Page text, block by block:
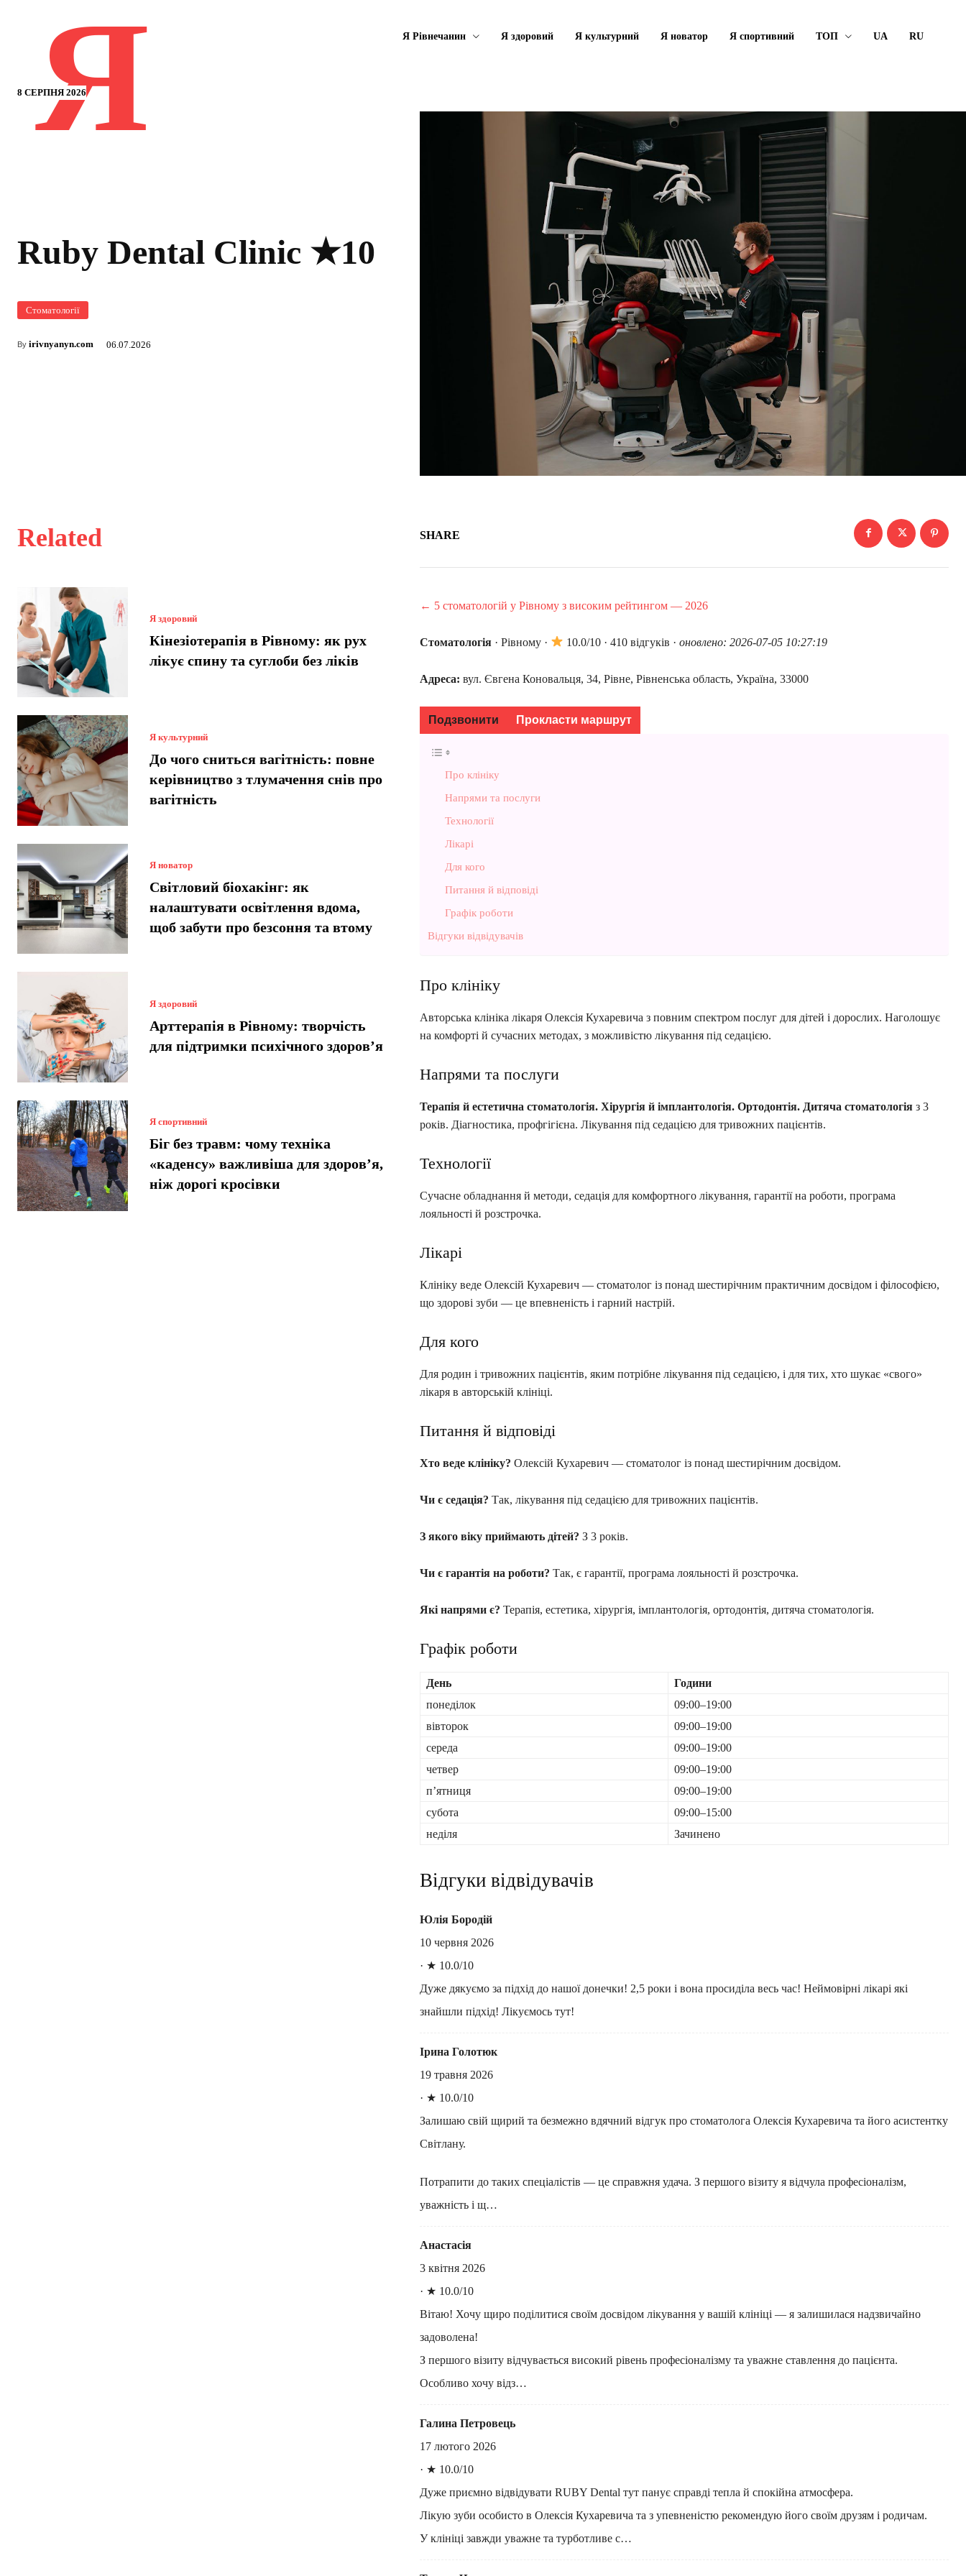
8 СЕРПНЯ 2026
Я Я Рівнечанин Я здоровий Я культурний Я новатор Я спортивний ТОП UA RU
Ruby Dental Clinic ★10
Стоматології
By irivnyanyn.com 06.07.2026
Related
Я здоровий
Кінезіотерапія в Рівному: як рух
лікує спину та суглоби без ліків
Я культурний
До чого сниться вагітність: повне
керівництво з тлумачення снів про
вагітність
Я новатор
Світловий біохакінг: як
налаштувати освітлення вдома,
щоб забути про безсоння та втому
Я здоровий
Арттерапія в Рівному: творчість
для підтримки психічного здоров’я
Я спортивний
Біг без травм: чому техніка
«каденсу» важливіша для здоров’я,
ніж дорогі кросівки
SHARE
← 5 стоматологій у Рівному з високим рейтингом — 2026
Стоматологія · Рівному · 10.0/10 · 410 відгуків ·оновлено: 2026-07-05 10:27:19
Адреса: вул. Євгена Коновальця, 34, Рівне, Рівненська область, Україна, 33000
Подзвонити Прокласти маршрут
Про клініку
Напрями та послуги
Технології
Лікарі
Для кого
Питання й відповіді
Графік роботи
Відгуки відвідувачів
Про клініку
Авторська клініка лікаря Олексія Кухаревича з повним спектром послуг для дітей і дорослих. Наголошує
на комфорті й сучасних методах, з можливістю лікування під седацією.
Напрями та послуги
Терапія й естетична стоматологія. Хірургія й імплантологія. Ортодонтія. Дитяча стоматологія з 3
років. Діагностика, профгігієна. Лікування під седацією для тривожних пацієнтів.
Технології
Сучасне обладнання й методи, седація для комфортного лікування, гарантії на роботи, програма
лояльності й розстрочка.
Лікарі
Клініку веде Олексій Кухаревич — стоматолог із понад шестирічним практичним досвідом і філософією,
що здорові зуби — це впевненість і гарний настрій.
Для кого
Для родин і тривожних пацієнтів, яким потрібне лікування під седацією, і для тих, хто шукає «свого»
лікаря в авторській клініці.
Питання й відповіді
Хто веде клініку? Олексій Кухаревич — стоматолог із понад шестирічним досвідом.
Чи є седація? Так, лікування під седацією для тривожних пацієнтів.
З якого віку приймають дітей? З 3 років.
Чи є гарантія на роботи? Так, є гарантії, програма лояльності й розстрочка.
Які напрями є? Терапія, естетика, хірургія, імплантологія, ортодонтія, дитяча стоматологія.
Графік роботи
День
Години
понеділок
09:00–19:00
вівторок
09:00–19:00
середа
09:00–19:00
четвер
09:00–19:00
пʼятниця
09:00–19:00
субота
09:00–15:00
неділя
Зачинено
Відгуки відвідувачів
Юлія Бородій
10 червня 2026
· ★ 10.0/10
Дуже дякуємо за підхід до нашої донечки! 2,5 роки і вона просиділа весь час! Неймовірні лікарі які
знайшли підхід! Лікуємось тут!
Ірина Голотюк
19 травня 2026
· ★ 10.0/10
Залишаю свій щирий та безмежно вдячний відгук про стоматолога Олексія Кухаревича та його асистентку
Світлану.
Потрапити до таких спеціалістів — це справжня удача. З першого візиту я відчула професіоналізм,
уважність і щ…
Анастасія
3 квітня 2026
· ★ 10.0/10
Вітаю! Хочу щиро поділитися своїм досвідом лікування у вашій клініці — я залишилася надзвичайно
задоволена!
З першого візиту відчувається високий рівень професіоналізму та уважне ставлення до пацієнта.
Особливо хочу відз…
Галина Петровець
17 лютого 2026
· ★ 10.0/10
Дуже приємно відвідувати RUBY Dental тут панує справді тепла й спокійна атмосфера.
Лікую зуби особисто в Олексія Кухаревича та з упевненістю рекомендую його своїм друзям і родичам.
У клініці завжди уважне та турботливе с…